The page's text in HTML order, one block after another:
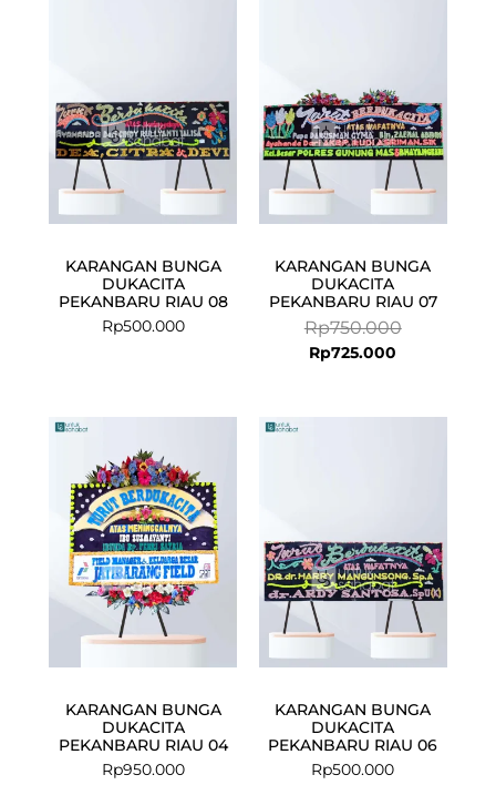
KARANGAN BUNGA
DUKACITA
PEKANBARU RIAU 08
Rp500.000
KARANGAN BUNGA
DUKACITA
PEKANBARU RIAU 07
Rp750.000
Rp725.000
KARANGAN BUNGA
DUKACITA
PEKANBARU RIAU 04
Rp950.000
KARANGAN BUNGA
DUKACITA
PEKANBARU RIAU 06
Rp500.000